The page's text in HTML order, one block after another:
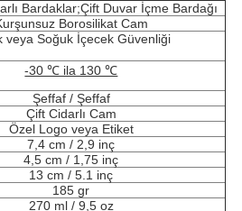
Bardaklar;Çift Duvar İçme Bardağı
Borosilikat Cam
veya Soğuk İçecek Güvenliği
-30 ℃ ila 130 ℃
Şeffaf / Şeffaf
Çift Cidarlı Cam
Özel Logo veya Etiket
7,4 cm / 2,9 inç
4,5 cm / 1,75 inç
13 cm / 5.1 inç
185 gr
270 ml / 9,5 oz